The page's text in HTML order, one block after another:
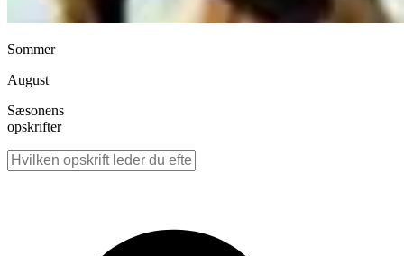
Sommer
August
Sæsonens
opskrifter